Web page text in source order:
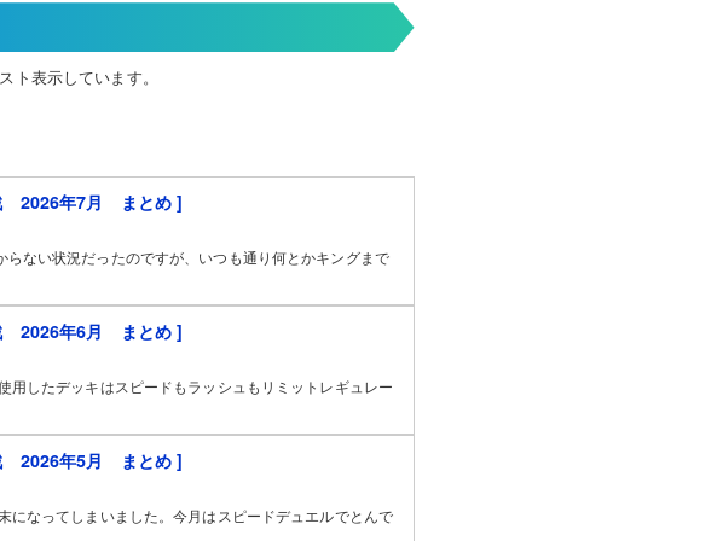
表示しています。
2026年7月 まとめ ]
ない状況だったのですが、いつも通り何とかキングまで
2026年6月 まとめ ]
したデッキはスピードもラッシュもリミットレギュレー
2026年5月 まとめ ]
なってしまいました。今月はスピードデュエルでとんで